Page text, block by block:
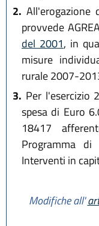
2. All'erogazione
provvede
del 2001, in
misure
rurale 2007-
3. Per l'esercizio
spesa di Euro
18417
Programma
Interventi in
Modifiche all'